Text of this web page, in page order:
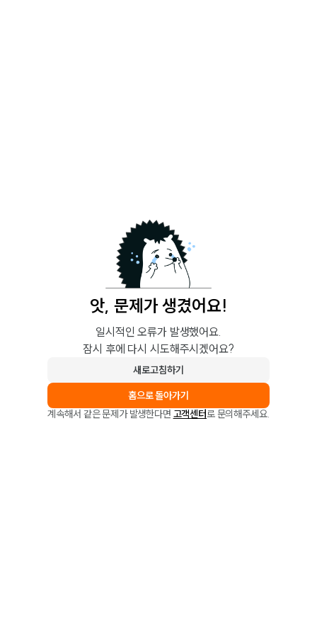
앗, 문제가 생겼어요!
일시적인 오류가 발생했어요.
잠시 후에 다시 시도해주시겠어요?
새로고침하기
홈으로 돌아가기
계속해서 같은 문제가 발생한다면 고객센터로 문의해주세요.